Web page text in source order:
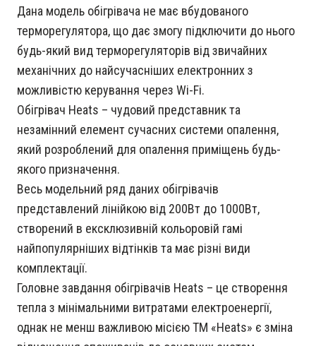
Дана модель обігрівача не має вбудованого
терморегулятора, що дає змогу підключити до нього
будь-який вид терморегуляторів від звичайних
механічних до найсучасніших електронних з
можливістю керування через Wi-Fi.
Обігрівач Heats – чудовий представник та
незамінний елемент сучасних системи опалення,
який розроблений для опалення приміщень будь-
якого призначення.
Весь модельний ряд даних обігрівачів
представлений лінійкою від 200Вт до 1000Вт,
створений в ексклюзивній кольоровій гамі
найпопулярніших відтінків та має різні види
комплектації.
Головне завдання обігрівачів Heats – це створення
тепла з мінімальними витратами електроенергії,
однак не менш важливою місією ТМ «Heats» є зміна